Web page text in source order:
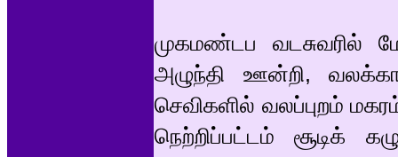
முகமண்டப வடசுவரில்
அழுந்தி ஊன்றி,
செவிகளில் வலப்புறம்
நெற்றிப்பட்டம் சூடிக்